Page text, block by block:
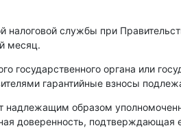
налоговой службы при
месяц.
государственного органа или
гарантийные взносы
надлежащим образом
доверенность, подтверждающая